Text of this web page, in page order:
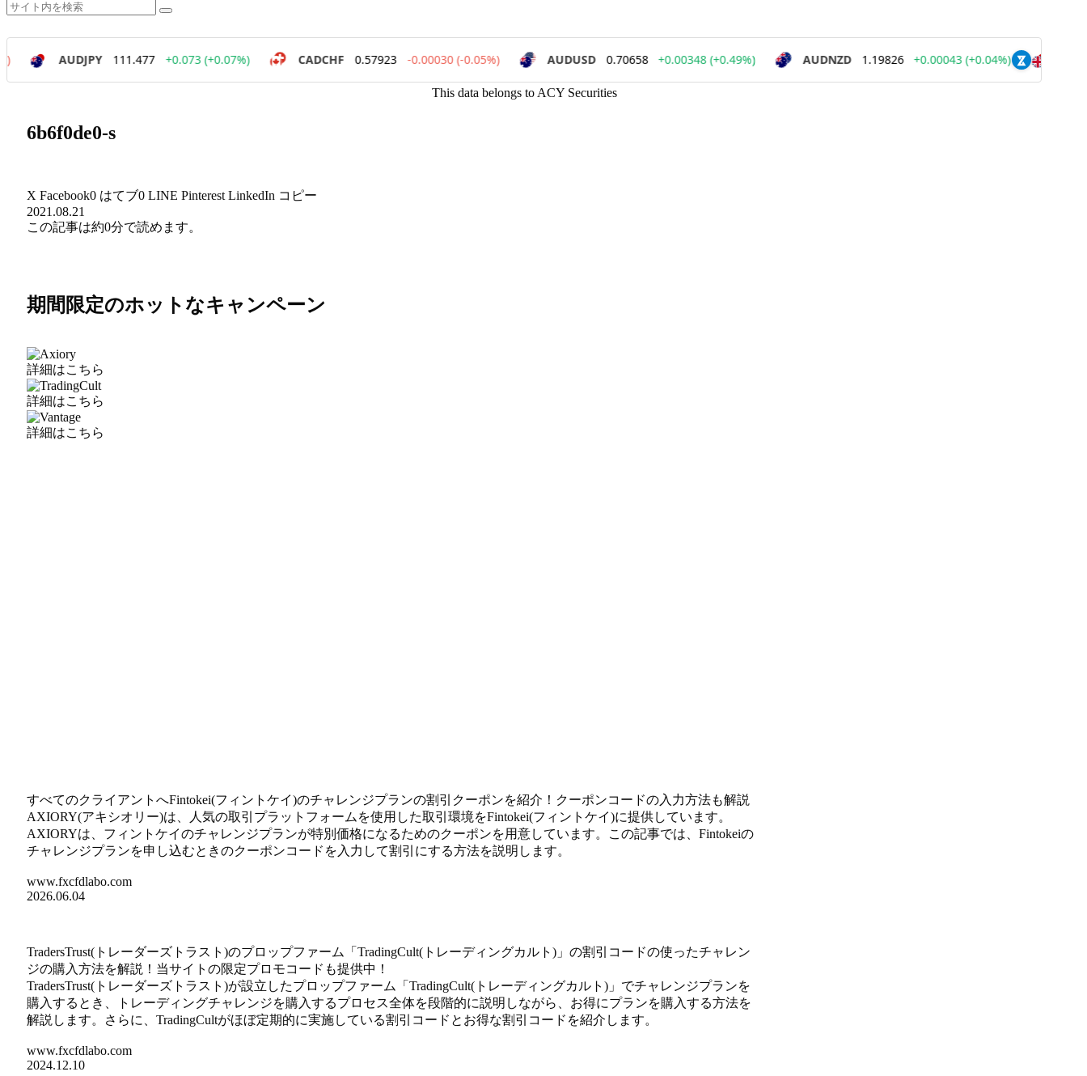
This data belongs to ACY Securities
6b6f0de0-s
X Facebook0 はてブ0 LINE Pinterest LinkedIn コピー
2021.08.21
この記事は約0分で読めます。
期間限定のホットなキャンペーン
詳細はこちら
詳細はこちら
詳細はこちら
すべてのクライアントへFintokei(フィントケイ)のチャレンジプランの割引クーポンを紹介！クーポンコードの入力方法も解説
AXIORY(アキシオリー)は、人気の取引プラットフォームを使用した取引環境をFintokei(フィントケイ)に提供しています。
AXIORYは、フィントケイのチャレンジプランが特別価格になるためのクーポンを用意しています。この記事では、Fintokeiの
チャレンジプランを申し込むときのクーポンコードを入力して割引にする方法を説明します。
www.fxcfdlabo.com
2026.06.04
TradersTrust(トレーダーズトラスト)のプロップファーム「TradingCult(トレーディングカルト)」の割引コードの使ったチャレン
ジの購入方法を解説！当サイトの限定プロモコードも提供中！
TradersTrust(トレーダーズトラスト)が設立したプロップファーム「TradingCult(トレーディングカルト)」でチャレンジプランを
購入するとき、トレーディングチャレンジを購入するプロセス全体を段階的に説明しながら、お得にプランを購入する方法を
解説します。さらに、TradingCultがほぼ定期的に実施している割引コードとお得な割引コードを紹介します。
www.fxcfdlabo.com
2024.12.10